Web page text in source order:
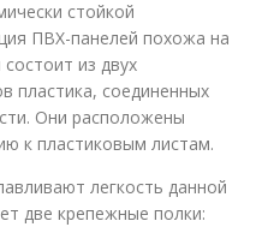
стойкой
ПВХ-панелей похожа на
из двух
пластика, соединенных
Они расположены
к пластиковым листам.
легкость данной
две крепежные полки: